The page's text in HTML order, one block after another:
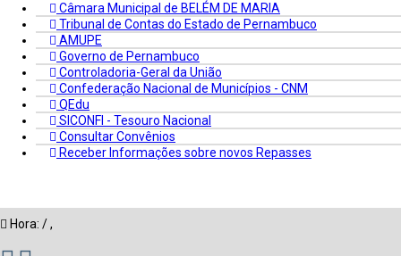
Câmara Municipal de BELÉM DE MARIA
Tribunal de Contas do Estado de Pernambuco
AMUPE
Governo de Pernambuco
Controladoria-Geral da União
Confederação Nacional de Municípios - CNM
QEdu
SICONFI - Tesouro Nacional
Consultar Convênios
Receber Informações sobre novos Repasses
Hora: /,